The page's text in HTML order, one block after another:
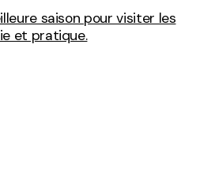
saison pour visiter les
et pratique.